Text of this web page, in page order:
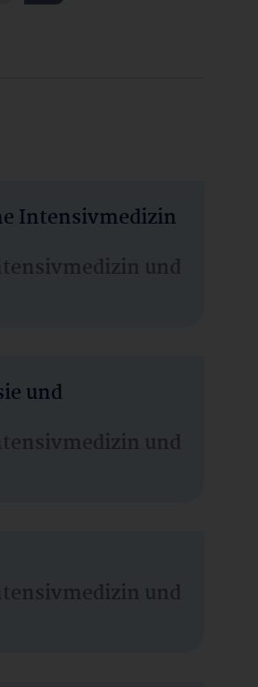
Intensivmedizin
und
und
und
und